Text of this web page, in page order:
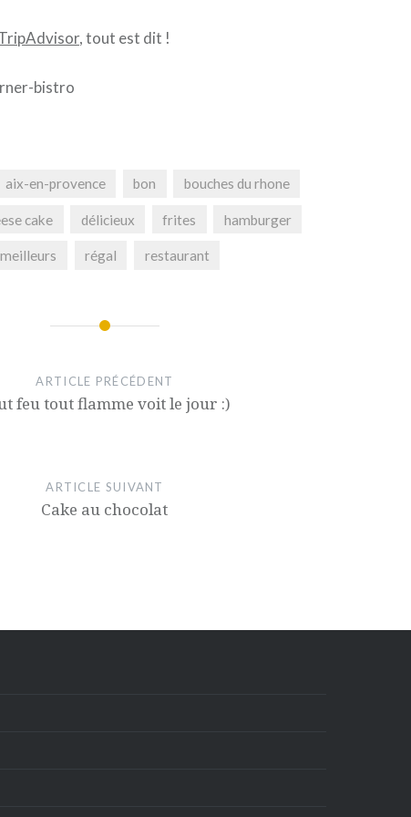
, tout est dit !
aix-en-provence bon bouches du rhone
cake délicieux frites hamburger
meilleurs régal restaurant
ARTICLE PRÉCÉDENT
feu tout flamme voit le jour :)
ARTICLE SUIVANT
Cake au chocolat